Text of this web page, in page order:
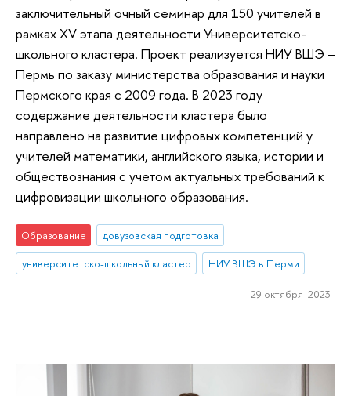
заключительный очный семинар для 150 учителей в
рамках XV этапа деятельности Университетско-
школьного кластера. Проект реализуется НИУ ВШЭ –
Пермь по заказу министерства образования и науки
Пермского края с 2009 года. В 2023 году
содержание деятельности кластера было
направлено на развитие цифровых компетенций у
учителей математики, английского языка, истории и
обществознания с учетом актуальных требований к
цифровизации школьного образования.
Образование
довузовская подготовка
университетско-школьный кластер
НИУ ВШЭ в Перми
29 октября 2023